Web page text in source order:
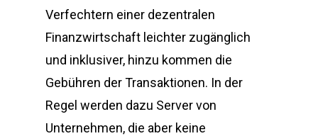
Verfechtern einer dezentralen
Finanzwirtschaft leichter zugänglich
und inklusiver, hinzu kommen die
Gebühren der Transaktionen. In der
Regel werden dazu Server von
Unternehmen, die aber keine